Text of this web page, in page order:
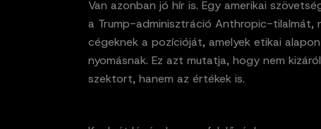
Van azonban jó hír is. Egy amerikai
a Trump-adminisztráció Anthropic-tilalmát,
cégeknek a pozícióját, amelyek etikai
nyomásnak. Ez azt mutatja, hogy nem
szektort, hanem az értékek is.